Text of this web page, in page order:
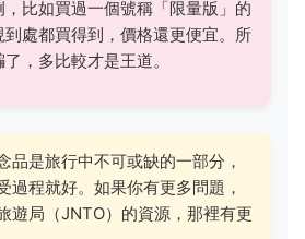
比如買過一個號稱「限量版」的
處都買得到，價格還更便宜。所
，多比較才是王道。
品是旅行中不可或缺的一部分，
過程就好。如果你有更多問題，
遊局（JNTO）的資源，那裡有更